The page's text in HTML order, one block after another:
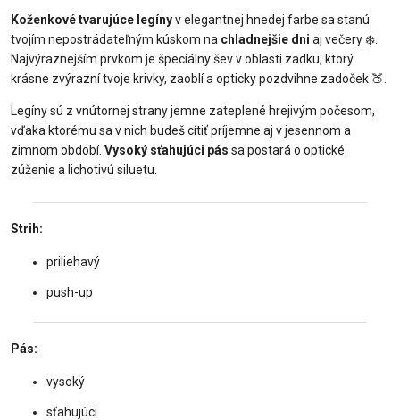
Koženkové tvarujúce legínyv elegantnej hnedej farbe sa stanú
tvojím nepostrádateľným kúskom na chladnejšie dni aj večery ❄️.
Najvýraznejším prvkom je špeciálny šev v oblasti zadku, ktorý
krásne zvýrazní tvoje krivky, zaoblí a opticky pozdvihne zadoček 🍑.
Legíny sú z vnútornej strany jemne zateplené hrejivým počesom,
vďaka ktorému sa v nich budeš cítiť príjemne aj v jesennom a
zimnom období. Vysoký sťahujúci pás sa postará o optické
zúženie a lichotivú siluetu.
Strih:
priliehavý
push-up
Pás:
vysoký
sťahujúci